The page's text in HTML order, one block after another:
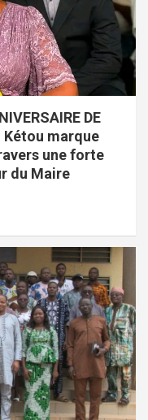
DE
: Kétou marque
une forte
du Maire